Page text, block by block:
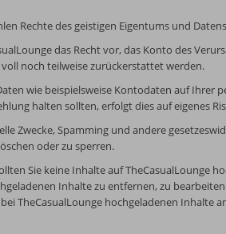
Rechte des geistigen Eigentums und
das Recht vor, das Konto des
noch teilweise zurückerstattet werden.
wie beispielsweise Kontodaten auf
halten sollten, erfolgt dies auf eigenes
Zwecke, Spamming und andere
oder zu sperren.
Sie keine Inhalte auf TheCasualLounge
Inhalte zu entfernen, zu
TheCasualLounge hochgeladenen Inhalte